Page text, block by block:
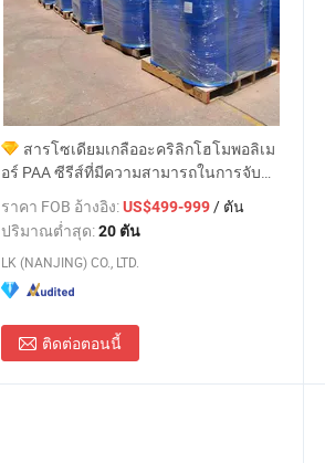
สารโซเดียมเกลืออะคริลิกโฮโมพอลิเม
อร์ PAA ซีรีส์ที่มีความสามารถในการจับ
แคลเซียมได้ดี
ราคา FOB อ้างอิง:US$499-999/ ตัน
ปริมาณต่ำสุด:20 ตัน
LK (NANJING) CO., LTD.
ติดต่อตอนนี้